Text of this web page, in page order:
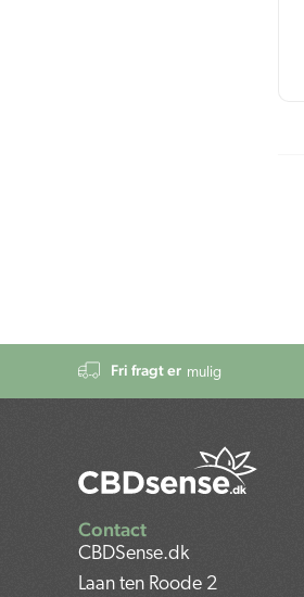
Fri fragt er mulig
Contact
CBDSense.dk
Laan ten Roode 2